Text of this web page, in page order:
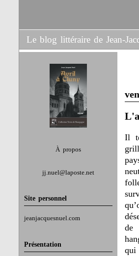
Le blog littéraire de Jean-
À propos
jj.nuel@laposte.net
Site personnel
jeanjacquesnuel.com
Présentation
Il
de
qui